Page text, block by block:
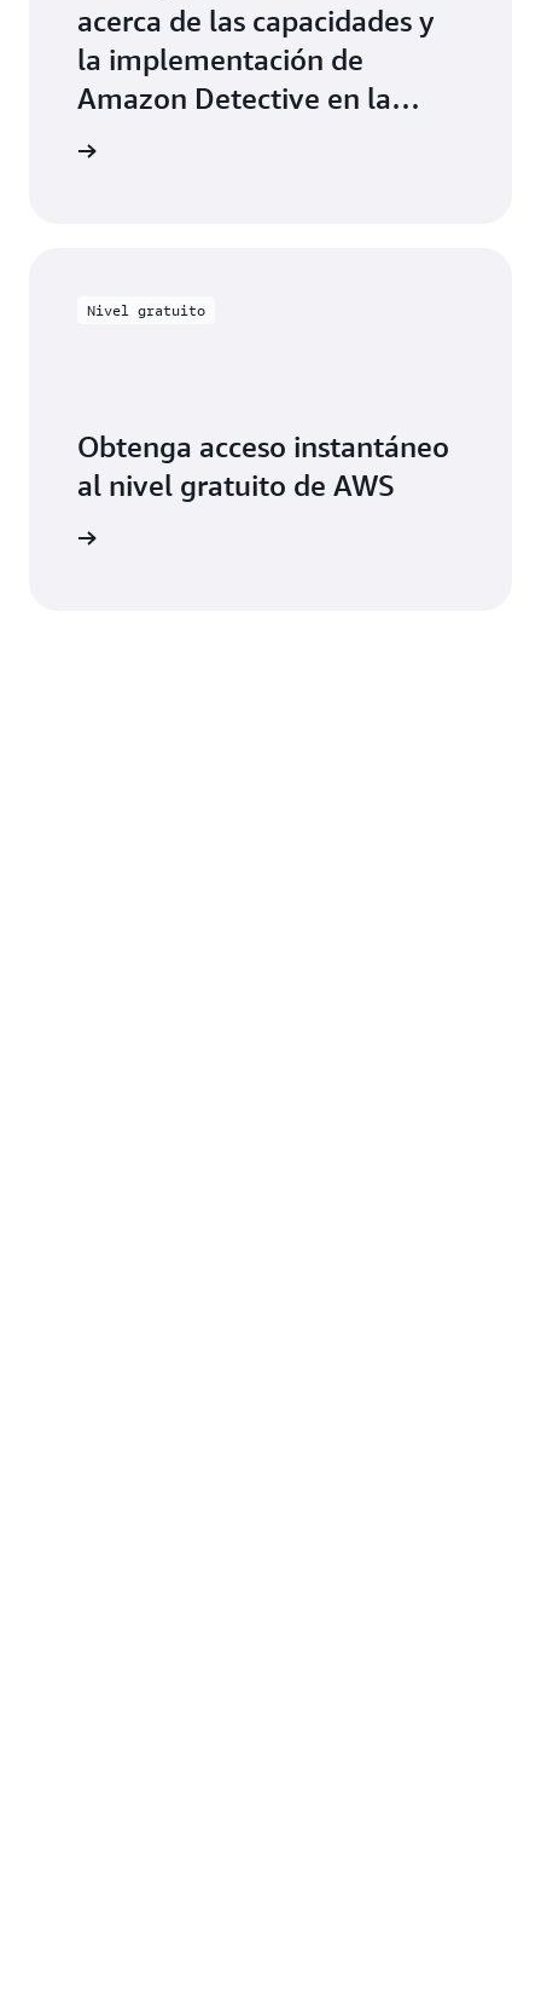
acerca de las capacidades y
la implementación de
Amazon Detective en la
documentación
Nivel gratuito
Obtenga acceso instantáneo
al nivel gratuito de AWS